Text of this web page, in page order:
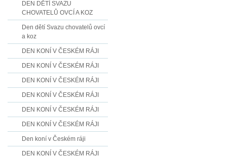
DEN DĚTÍ SVAZU
CHOVATELŮ OVCÍ A KOZ
Den dětí Svazu chovatelů ovcí
a koz
DEN KONÍ V ČESKÉM RÁJI
DEN KONÍ V ČESKÉM RÁJI
DEN KONÍ V ČESKÉM RÁJI
DEN KONÍ V ČESKÉM RÁJI
DEN KONÍ V ČESKÉM RÁJI
DEN KONÍ V ČESKÉM RÁJI
Den koní v Českém ráji
DEN KONÍ V ČESKÉM RÁJI